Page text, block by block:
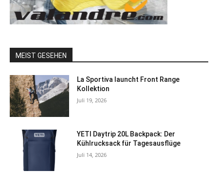
MEIST GESEHEN
La Sportiva launcht Front Range
Kollektion
Juli 19, 2026
YETI Daytrip 20L Backpack: Der
Kühlrucksack für Tagesausflüge
Juli 14, 2026